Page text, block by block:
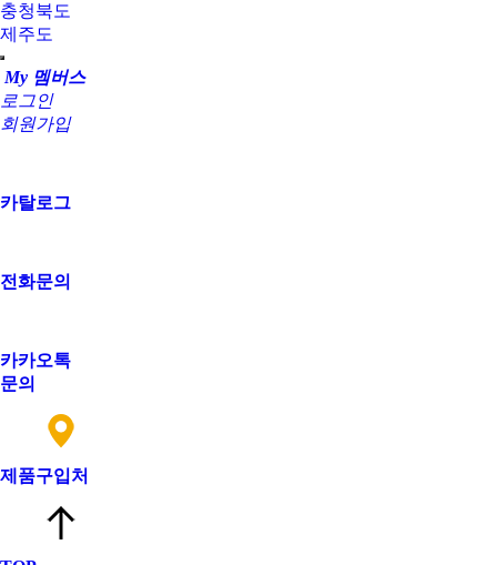
충청북도
제주도
My 멤버스
로그인
회원가입
카탈로그
전화문의
카카오톡
문의
제품구입처